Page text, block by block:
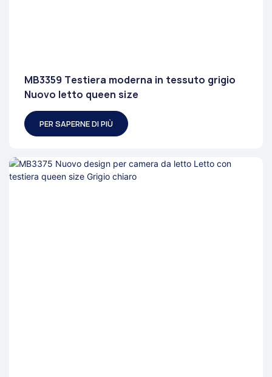
MB3359 Testiera moderna in tessuto grigio
Nuovo letto queen size
PER SAPERNE DI PIÙ